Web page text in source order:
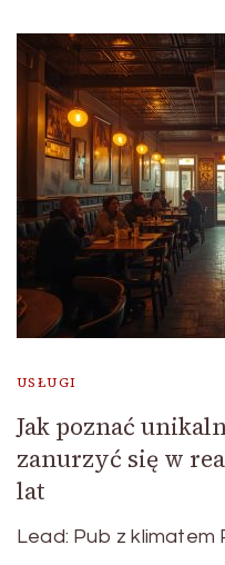
USŁUGI
Jak poznać
zanurzyć się w
lat
Lead: Pub z klimatem